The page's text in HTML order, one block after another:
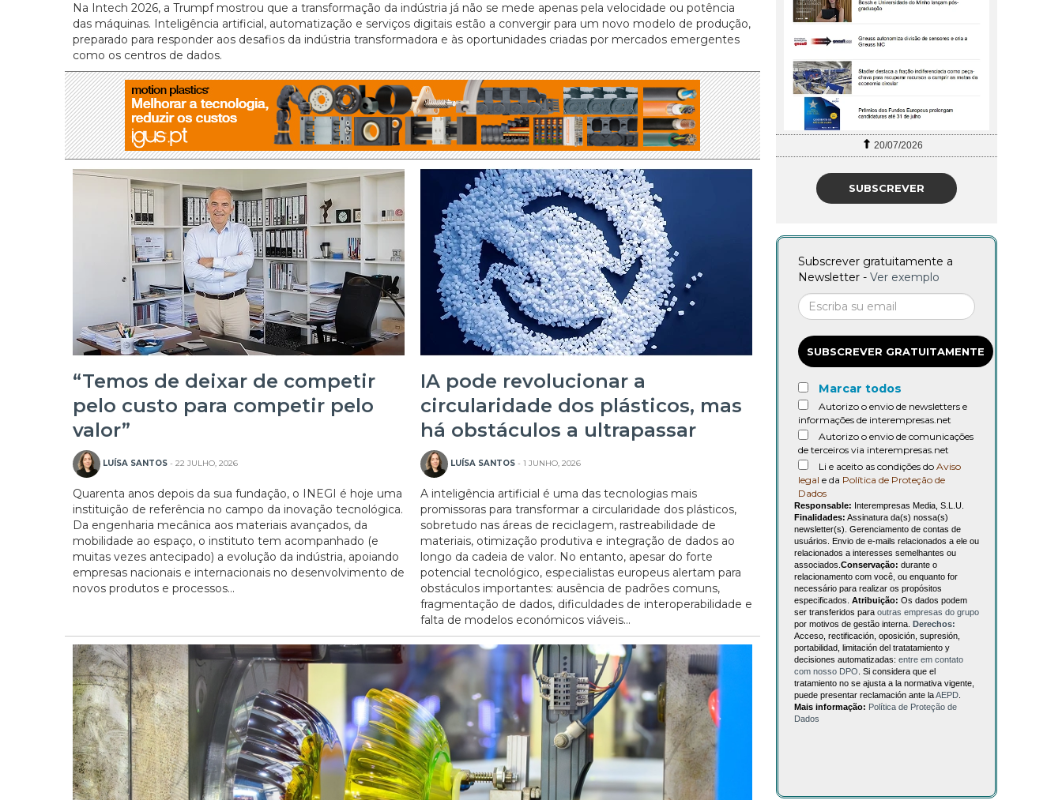
Na Intech 2026, a Trumpf mostrou que a transformação da indústria já não se mede apenas pela velocidade ou potência
das máquinas. Inteligência artificial, automatização e serviços digitais estão a convergir para um novo modelo de produção,
preparado para responder aos desafios da indústria transformadora e às oportunidades criadas por mercados emergentes
como os centros de dados.
“Temos de deixar de competir
pelo custo para competir pelo
valor”
LUÍSA SANTOS - 22 JULHO, 2026
Quarenta anos depois da sua fundação, o INEGI é hoje uma
instituição de referência no campo da inovação tecnológica.
Da engenharia mecânica aos materiais avançados, da
mobilidade ao espaço, o instituto tem acompanhado (e
muitas vezes antecipado) a evolução da indústria, apoiando
empresas nacionais e internacionais no desenvolvimento de
novos produtos e processos...
IA pode revolucionar a
circularidade dos plásticos, mas
há obstáculos a ultrapassar
LUÍSA SANTOS - 1 JUNHO, 2026
A inteligência artificial é uma das tecnologias mais
promissoras para transformar a circularidade dos plásticos,
sobretudo nas áreas de reciclagem, rastreabilidade de
materiais, otimização produtiva e integração de dados ao
longo da cadeia de valor. No entanto, apesar do forte
potencial tecnológico, especialistas europeus alertam para
obstáculos importantes: ausência de padrões comuns,
fragmentação de dados, dificuldades de interoperabilidade e
falta de modelos económicos viáveis...
20/07/2026 27/07/2026
SUBSCREVER
Subscrever gratuitamente a
Newsletter - Ver exemplo
SUBSCREVER GRATUITAMENTE
Marcar todos
Autorizo o envio de newsletters e
informações de interempresas.net
Autorizo o envio de comunicações
de terceiros via interempresas.net
Li e aceito as condições do Aviso
legal e da Política de Proteção de
Dados
Responsable: Interempresas Media, S.L.U.
Finalidades: Assinatura da(s) nossa(s)
newsletter(s). Gerenciamento de contas de
usuários. Envio de e-mails relacionados a ele ou
relacionados a interesses semelhantes ou
associados. Conservação: durante o
relacionamento com você, ou enquanto for
necessário para realizar os propósitos
especificados. Atribuição: Os dados podem
ser transferidos para outras empresas do grupo
por motivos de gestão interna. Derechos:
Acceso, rectificación, oposición, supresión,
portabilidad, limitación del tratatamiento y
decisiones automatizadas: entre em contato
com nosso DPO . Si considera que el
tratamiento no se ajusta a la normativa vigente,
puede presentar reclamación ante laAEPD
Mais informação: Política de Proteção de
Dados